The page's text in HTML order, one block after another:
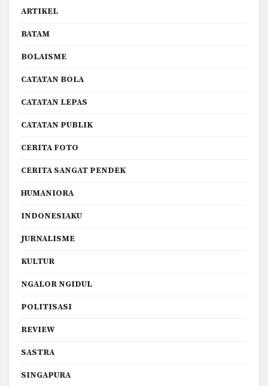
ARTIKEL
BATAM
BOLAISME
CATATAN BOLA
CATATAN LEPAS
CATATAN PUBLIK
CERITA FOTO
CERITA SANGAT PENDEK
HUMANIORA
INDONESIAKU
JURNALISME
KULTUR
NGALOR NGIDUL
POLITISASI
REVIEW
SASTRA
SINGAPURA